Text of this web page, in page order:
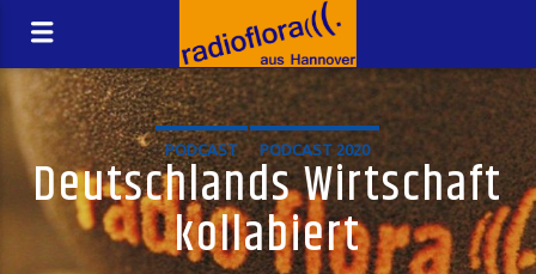
PODCAST PODCAST 2020
Deutschlands Wirtschaft
kollabiert